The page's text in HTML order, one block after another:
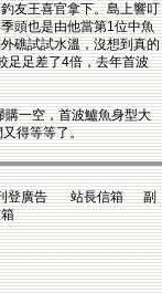
友王喜官拿下。島上響叮
頭也是由他當第1位中魚
礁試試水溫，沒想到真的
足足差了4倍，去年首波
一空，首波鱸魚身型大
得等等了。
登廣告 站長信箱 副